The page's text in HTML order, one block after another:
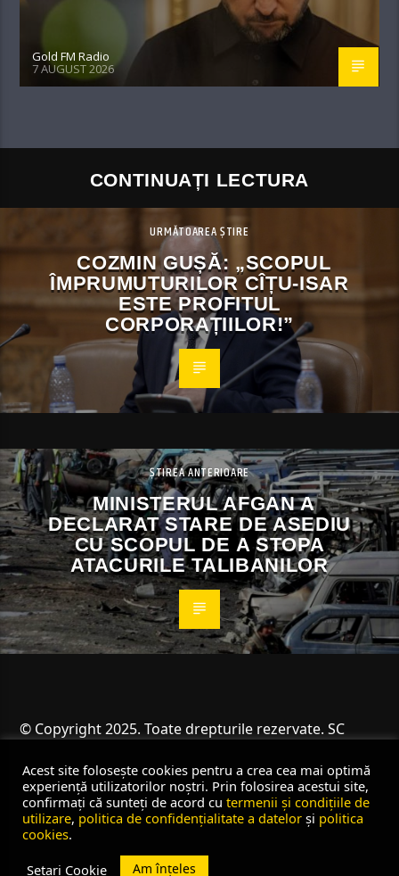
Gold FM Radio
7 AUGUST 2026
CONTINUAȚI LECTURA
URMĂTOAREA ȘTIRE
COZMIN GUȘĂ: „SCOPUL
ÎMPRUMUTURILOR CÎȚU-ISAR
ESTE PROFITUL
CORPORAȚIILOR!”
ȘTIREA ANTERIOARE
MINISTERUL AFGAN A
DECLARAT STARE DE ASEDIU
CU SCOPUL DE A STOPA
ATACURILE TALIBANILOR
© Copyright 2025. Toate drepturile rezervate. SC
Acest site folosește cookies pentru a crea cea mai optimă
experiență utilizatorilor noștri. Prin folosirea acestui site,
confirmați că sunteți de acord cu termenii și condițiile de
utilizare, politica de confidențialitate a datelor și politica
cookies.
Setari Cookie
Am înțeles